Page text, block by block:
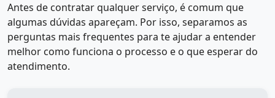
Antes de contratar qualquer serviço, é comum que
algumas dúvidas apareçam. Por isso, separamos as
perguntas mais frequentes para te ajudar a entender
melhor como funciona o processo e o que esperar do
atendimento.